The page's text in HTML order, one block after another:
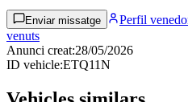
Enviar missatge Perfil
venuts
Anunci creat:28/05/2026
ID vehicle:ETQ11N